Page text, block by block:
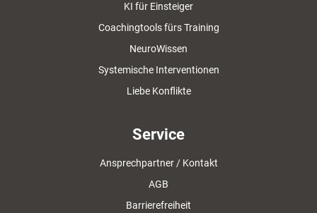
KI für Einsteiger
Coachingtools fürs Training
NeuroWissen
Systemische Interventionen
Liebe Konflikte
Service
Ansprechpartner / Kontakt
AGB
Barrierefreiheit